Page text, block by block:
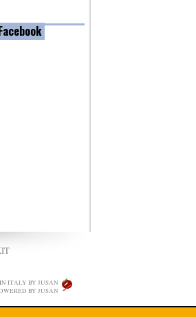
ITALY BY JUSAN
BY JUSAN